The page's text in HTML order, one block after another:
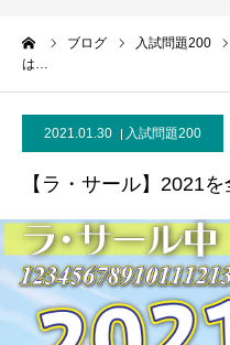
ブログ 入試問題200
は…
2021.01.30 入試問題200
【ラ・サール】2021